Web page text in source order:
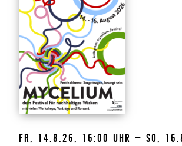
FR, 14.8.26, 16:00 UHR – SO,